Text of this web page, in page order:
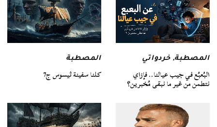
المصطبة,خردواتي
البُعبُع في جيب عيالنا.. فإزاي
نتطمن من غير ما نبقى مُخبرين؟
المصطبة
كلنا سفينة ثيسوس ج7